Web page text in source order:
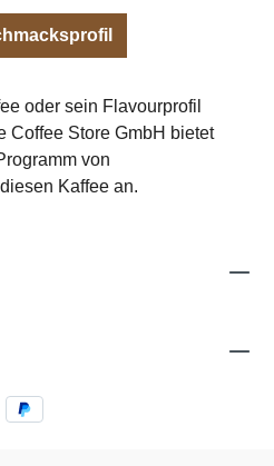
oder sein Flavourprofil
Coffee Store GmbH bietet
von
Kaffee an.